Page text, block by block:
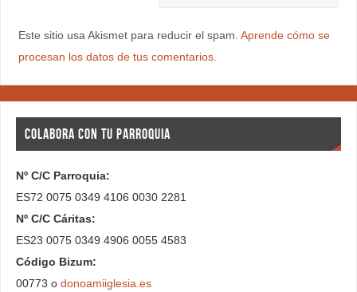
Este sitio usa Akismet para reducir el spam. Aprende cómo se
procesan los datos de tus comentarios.
COLABORA CON TU PARROQUIA
Nº C/C Parroquia:
ES72 0075 0349 4106 0030 2281
Nº C/C Cáritas:
ES23 0075 0349 4906 0055 4583
Código Bizum:
00773 o donoamiiglesia.es